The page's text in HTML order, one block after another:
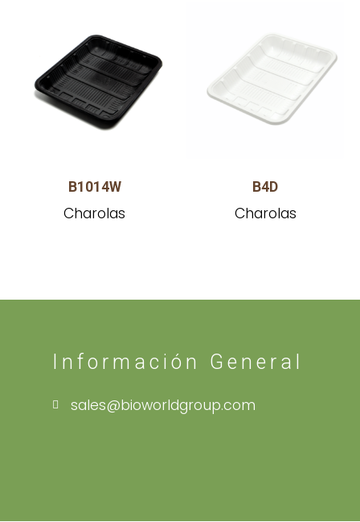
B1014W
Charolas
B4D
Charolas
Información General
sales@bioworldgroup.com